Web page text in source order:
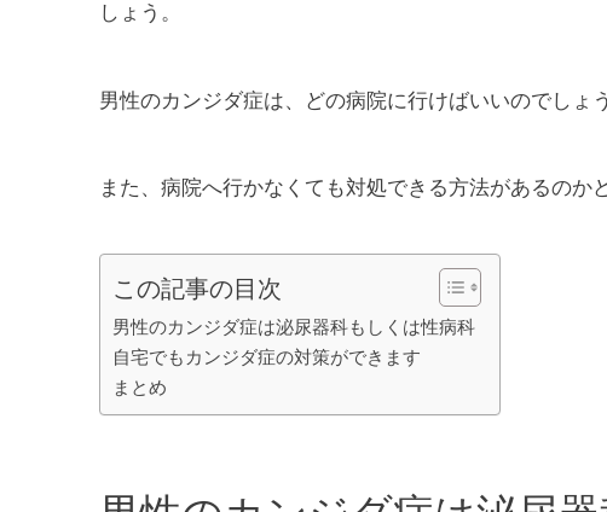
しょう。
男性のカンジダ症は、どの病院に行けばいいのでしょう
また、病院へ行かなくても対処できる方法があるのか
この記事の目次
男性のカンジダ症は泌尿器科もしくは性病科
自宅でもカンジダ症の対策ができます
まとめ